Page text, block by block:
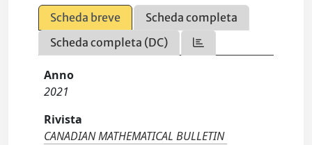
Scheda breve
Scheda completa
Scheda completa (DC)
Anno
2021
Rivista
CANADIAN MATHEMATICAL BULLETIN